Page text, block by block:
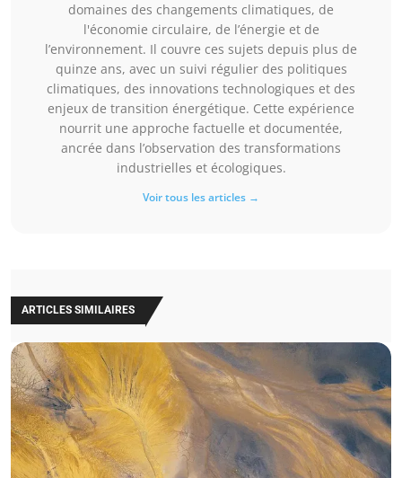
domaines des changements climatiques, de
l'économie circulaire, de l’énergie et de
l’environnement. Il couvre ces sujets depuis plus de
quinze ans, avec un suivi régulier des politiques
climatiques, des innovations technologiques et des
enjeux de transition énergétique. Cette expérience
nourrit une approche factuelle et documentée,
ancrée dans l’observation des transformations
industrielles et écologiques.
Voir tous les articles →
ARTICLES SIMILAIRES